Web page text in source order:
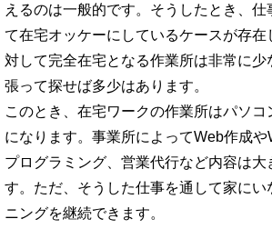
えるのは一般的です。そうしたとき、仕
て在宅オッケーにしているケースが存在
対して完全在宅となる作業所は非常に少
張って探せば多少はあります。
このとき、在宅ワークの作業所はパソコ
になります。事業所によってWeb作成や
プログラミング、営業代行など内容は大
す。ただ、そうした仕事を通して家にい
ニングを継続できます。